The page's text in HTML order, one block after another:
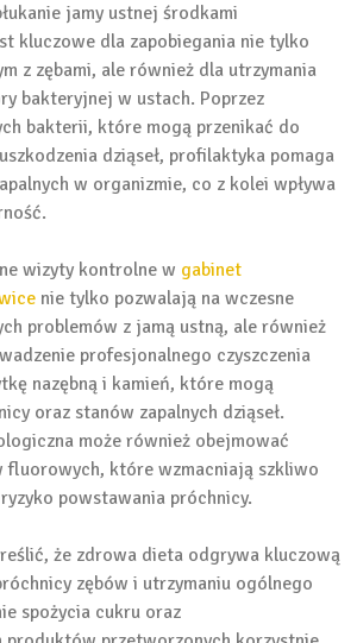
jamy ustnej środkami
kluczowe dla zapobiegania nie tylko
z zębami, ale również dla utrzymania
bakteryjnej w ustach. Poprzez
bakterii, które mogą przenikać do
dziąseł, profilaktyka pomaga
w organizmie, co z kolei wpływa
wizyty kontrolne w gabinet
nie tylko pozwalają na wczesne
problemów z jamą ustną, ale również
profesjonalnego czyszczenia
nazębną i kamień, które mogą
oraz stanów zapalnych dziąseł.
może również obejmować
fluorowych, które wzmacniają szkliwo
powstawania próchnicy.
że zdrowa dieta odgrywa kluczową
zębów i utrzymaniu ogólnego
spożycia cukru oraz